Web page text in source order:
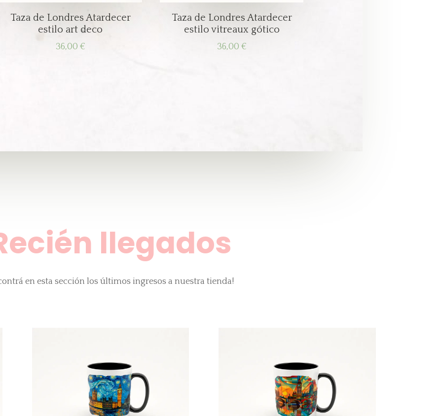
Taza de Londres Atardecer
estilo art deco
36,00 €
Taza de Londres Atardecer
estilo vitreaux gótico
36,00 €
llegados
en esta sección los últimos ingresos a nuestra tienda!